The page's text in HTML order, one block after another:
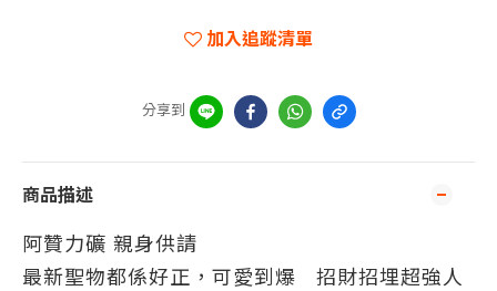
加入追蹤清單
分享到
商品描述
阿贊力礦 親身供請
最新聖物都係好正，可愛到爆
招財招埋超強人